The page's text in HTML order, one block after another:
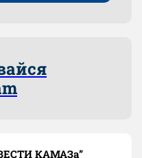
КАМАЗа”